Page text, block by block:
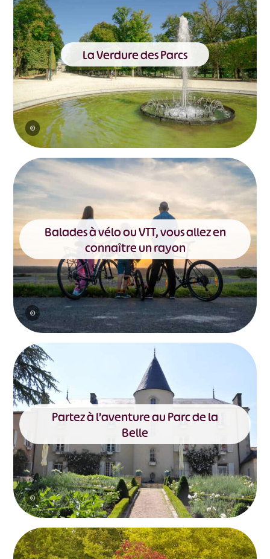
©
La Verdure des Parcs
©
Balades à vélo ou VTT, vous allez en
connaître un rayon
©
Partez à l’aventure au Parc de la
Belle